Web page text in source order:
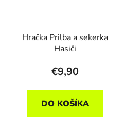
Hračka Prilba a sekerka
Hasiči
€9,90
DO KOŠÍKA